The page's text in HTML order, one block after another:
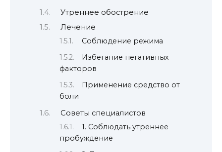
Утреннее обострение
Лечение
Соблюдение режима
Избегание негативных
факторов
Применение средство от
боли
Советы специалистов
1. Соблюдать утреннее
пробуждение